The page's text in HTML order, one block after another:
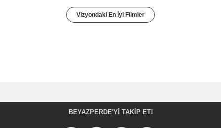
Vizyondaki En İyi Filmler
BEYAZPERDE'YI TAKIP ET!